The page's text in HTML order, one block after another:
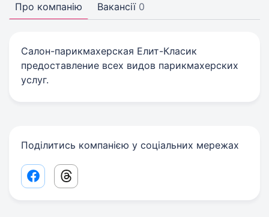
Про компанію Вакансії 0
Салон-парикмахерская Елит-Класик
предоставление всех видов парикмахерских
услуг.
Поділитись компанією у соціальних мережах
Facebook share link
Threads share link